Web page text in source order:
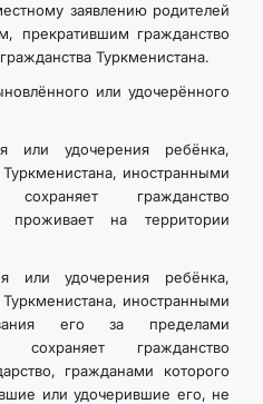
заявлению родителей
прекратившим гражданство
Туркменистана.
или удочерённого
или удочерения ребёнка,
иностранными
гражданство
проживает на территории
или удочерения ребёнка,
иностранными
его за пределами
сохраняет гражданство
гражданами которого
или удочерившие его, не